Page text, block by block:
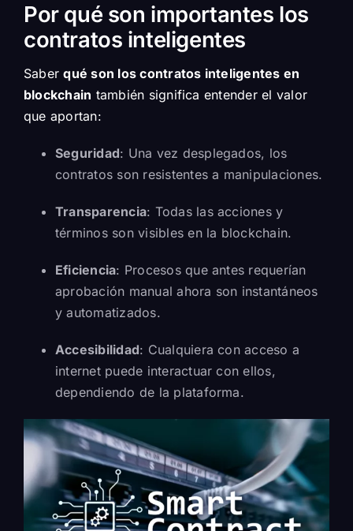
Por qué son importantes los
contratos inteligentes
Saberqué son los contratos inteligentes en
blockchain también significa entender el valor
que aportan:
Seguridad: Una vez desplegados, los
contratos son resistentes a manipulaciones.
Transparencia: Todas las acciones y
términos son visibles en la blockchain.
Eficiencia: Procesos que antes requerían
aprobación manual ahora son instantáneos
y automatizados.
Accesibilidad: Cualquiera con acceso a
internet puede interactuar con ellos,
dependiendo de la plataforma.